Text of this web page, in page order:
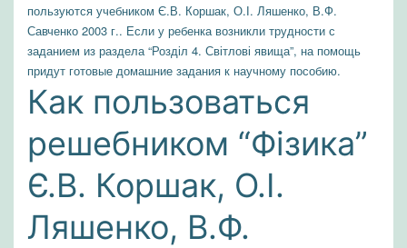
пользуются учебником Є.В. Коршак, О.І. Ляшенко, В.Ф.
Савченко 2003 г.. Если у ребенка возникли трудности с
заданием из раздела “Розділ 4. Світлові явища”, на помощь
придут готовые домашние задания к научному пособию.
Как пользоваться
решебником “Фізика”
Є.В. Коршак, О.І.
Ляшенко, В.Ф.